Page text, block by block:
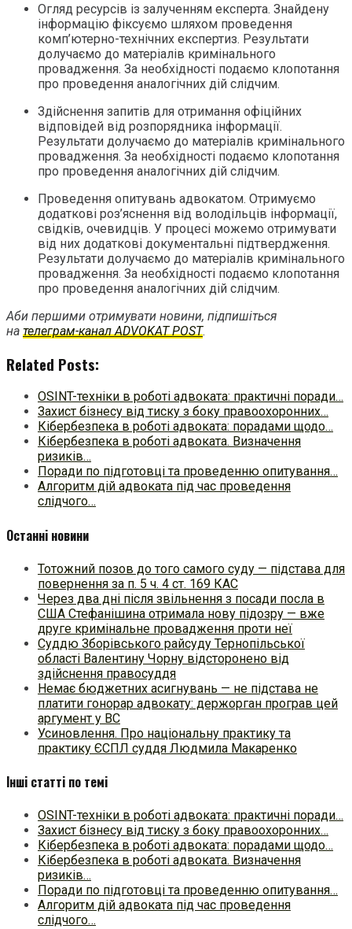
Огляд ресурсів із залученням експерта. Знайдену
інформацію фіксуємо шляхом проведення
комп’ютерно-технічних експертиз. Результати
долучаємо до матеріалів кримінального
провадження. За необхідності подаємо клопотання
про проведення аналогічних дій слідчим.
Здійснення запитів для отримання офіційних
відповідей від розпорядника інформації.
Результати долучаємо до матеріалів кримінального
провадження. За необхідності подаємо клопотання
про проведення аналогічних дій слідчим.
Проведення опитувань адвокатом. Отримуємо
додаткові роз’яснення від володільців інформації,
свідків, очевидців. У процесі можемо отримувати
від них додаткові документальні підтвердження.
Результати долучаємо до матеріалів кримінального
провадження. За необхідності подаємо клопотання
про проведення аналогічних дій слідчим.
Аби першими отримувати новини, підпишіться
на телеграм-канал ADVOKAT POST.
Related Posts:
OSINT-техніки в роботі адвоката: практичні поради…
Захист бізнесу від тиску з боку правоохоронних…
Кібербезпека в роботі адвоката: порадами щодо…
Кібербезпека в роботі адвоката. Визначення
ризиків…
Поради по підготовці та проведенню опитування…
Алгоритм дій адвоката під час проведення
слідчого…
Останні новини
Тотожний позов до того самого суду — підстава для
повернення за п. 5 ч. 4 ст. 169 КАС
Через два дні після звільнення з посади посла в
США Стефанішина отримала нову підозру — вже
друге кримінальне провадження проти неї
Суддю Зборівського райсуду Тернопільської
області Валентину Чорну відсторонено від
здійснення правосуддя
Немає бюджетних асигнувань — не підстава не
платити гонорар адвокату: держорган програв цей
аргумент у ВС
Усиновлення. Про національну практику та
практику ЄСПЛ суддя Людмила Макаренко
Інші статті по темі
OSINT-техніки в роботі адвоката: практичні поради…
Захист бізнесу від тиску з боку правоохоронних…
Кібербезпека в роботі адвоката: порадами щодо…
Кібербезпека в роботі адвоката. Визначення
ризиків…
Поради по підготовці та проведенню опитування…
Алгоритм дій адвоката під час проведення
слідчого…